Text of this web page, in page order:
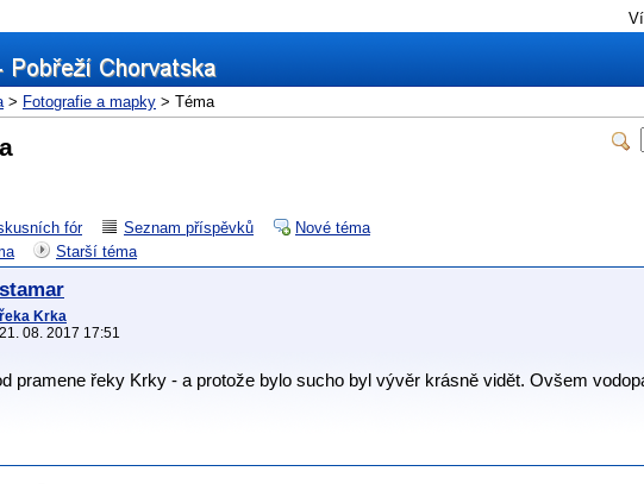
> Fotografie a mapky > Téma
fór Seznam příspěvků
Nové téma
Starší téma
stamar
řeka Krka
21. 08. 2017 17:51
pramene řeky Krky - a protože bylo sucho byl vývěr krásně vidět. Ovšem